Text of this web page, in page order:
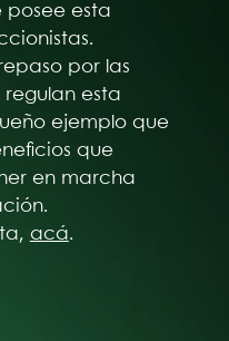
posee esta
por las
esta
ejemplo que
que
en marcha
acá.